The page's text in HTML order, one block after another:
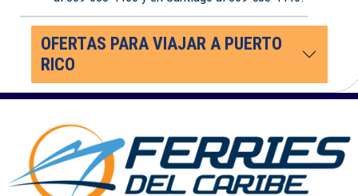
OFERTAS PARA VIAJAR A PUERTO
RICO